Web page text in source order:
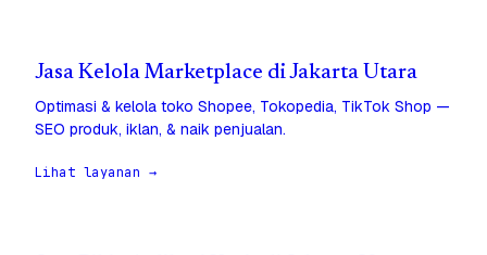
Jasa Kelola Marketplace di Jakarta Utara
Optimasi & kelola toko Shopee, Tokopedia, TikTok Shop —
SEO produk, iklan, & naik penjualan.
Lihat layanan →